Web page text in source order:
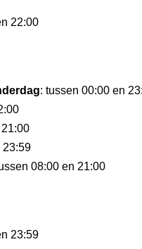
22:00
: tussen 00:00 en
23:59
08:00 en 21:00
23:59